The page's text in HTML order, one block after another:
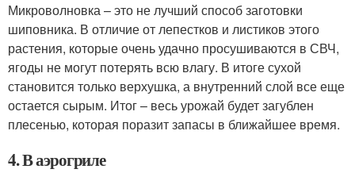
Микроволновка – это не лучший способ заготовки
шиповника. В отличие от лепестков и листиков этого
растения, которые очень удачно просушиваются в СВЧ,
ягоды не могут потерять всю влагу. В итоге сухой
становится только верхушка, а внутренний слой все еще
остается сырым. Итог – весь урожай будет загублен
плесенью, которая поразит запасы в ближайшее время.
4. В аэрогриле